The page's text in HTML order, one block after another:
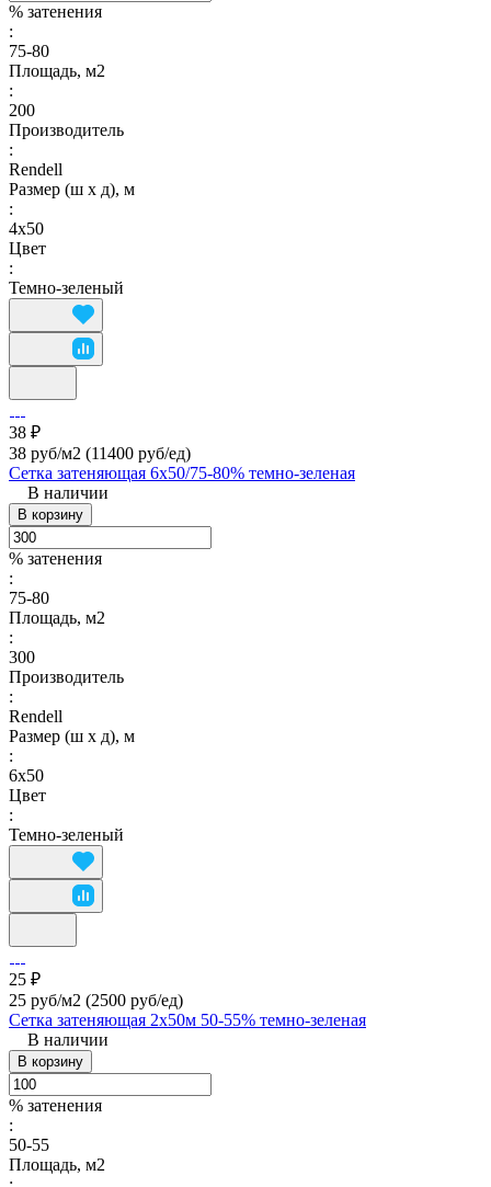
% затенения
:
75-80
Площадь, м2
:
200
Производитель
:
Rendell
Размер (ш х д), м
:
4х50
Цвет
:
Темно-зеленый
38 ₽
38 руб/м2 (11400 руб/eд)
Сетка затеняющая 6х50/75-80% темно-зеленая
В наличии
В корзину
% затенения
:
75-80
Площадь, м2
:
300
Производитель
:
Rendell
Размер (ш х д), м
:
6х50
Цвет
:
Темно-зеленый
25 ₽
25 руб/м2 (2500 руб/eд)
Сетка затеняющая 2х50м 50-55% темно-зеленая
В наличии
В корзину
% затенения
:
50-55
Площадь, м2